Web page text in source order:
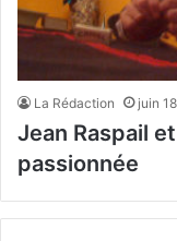
La Rédaction juin
Jean Raspail
passionnée